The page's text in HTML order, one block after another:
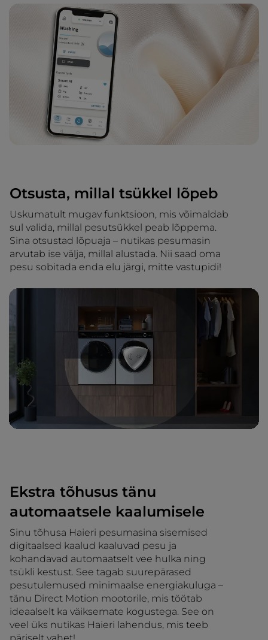
Otsusta, millal tsükkel lõpeb
Uskumatult mugav funktsioon, mis võimaldab
sul valida, millal pesutsükkel peab lõppema.
Sina otsustad lõpuaja – nutikas pesumasin
arvutab ise välja, millal alustada. Nii saad oma
pesu sobitada enda elu järgi, mitte vastupidi!
Ekstra tõhusus tänu
automaatsele kaalumisele
Sinu tõhusa Haieri pesumasina sisemised
digitaalsed kaalud kaaluvad pesu ja
kohandavad automaatselt vee hulka ning
tsükli kestust. See tagab suurepärased
pesutulemused minimaalse energiakuluga –
tänu Direct Motion mootorile, mis töötab
ideaalselt ka väiksemate kogustega. See on
veel üks nutikas Haieri lahendus, mis teeb
päriselt vahet!